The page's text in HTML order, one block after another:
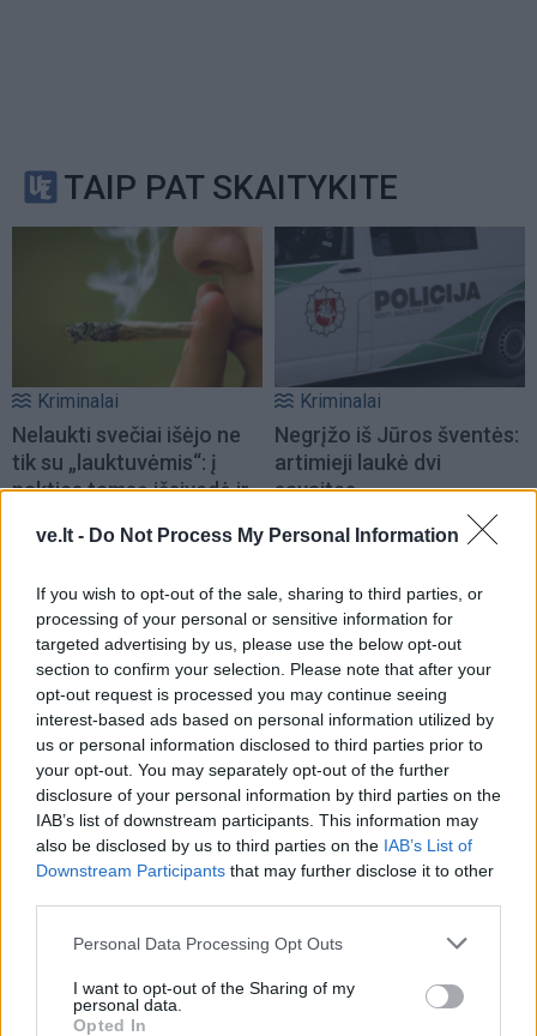
ve.lt - Do Not Process My Personal Information
If you wish to opt-out of the sale, sharing to third parties, or
processing of your personal or sensitive information for
targeted advertising by us, please use the below opt-out
section to confirm your selection. Please note that after your
opt-out request is processed you may continue seeing
interest-based ads based on personal information utilized by
us or personal information disclosed to third parties prior to
your opt-out. You may separately opt-out of the further
disclosure of your personal information by third parties on the
IAB’s list of downstream participants. This information may
also be disclosed by us to third parties on the IAB’s List of
Downstream Participants that may further disclose it to other
Personal Data Processing Opt Outs
I want to opt-out of the Sharing of my
personal data.
Opted In
TAIP PAT SKAITYKITE
Kriminalai
Nelaukti svečiai išėjo ne
tik su „lauktuvėmis“: į
nakties tamsą išsivedė ir
Kriminalai
Negrįžo iš Jūros šventės:
artimieji laukė dvi
savaites
Kriminalai
Dviem Klaipėdos
gimnazistams už kanapių
pagrobimą ir platinimą –
lygtinis laisvės atėmimas
Kriminalai
„Fūristas“ į judrią
sankryžą įlėkė „ant
rankinio“: vilkiko
puspriekabės ratai pakilo
į orą(7)